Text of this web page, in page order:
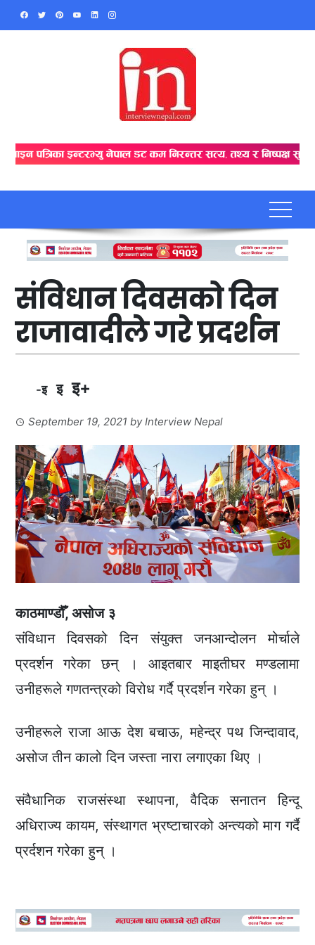
Skip
संविधान दिवसको दिन
राजावादीले गरे प्रदर्शन
-इ इ इ+
September 19, 2021 byInterview Nepal
काठमाण्डौँ, असोज ३
संविधान दिवसको दिन संयुक्त जनआन्दोलन मोर्चाले
प्रदर्शन गरेका छन् । आइतबार माइतीघर मण्डलामा
उनीहरूले गणतन्त्रको विरोध गर्दै प्रदर्शन गरेका हुन् ।
उनीहरूले राजा आऊ देश बचाऊ, महेन्द्र पथ जिन्दावाद,
असोज तीन कालो दिन जस्ता नारा लगाएका थिए ।
संवैधानिक राजसंस्था स्थापना, वैदिक सनातन हिन्दू
अधिराज्य कायम, संस्थागत भ्रष्टाचारको अन्त्यको माग गर्दै
प्रर्दशन गरेका हुन् ।